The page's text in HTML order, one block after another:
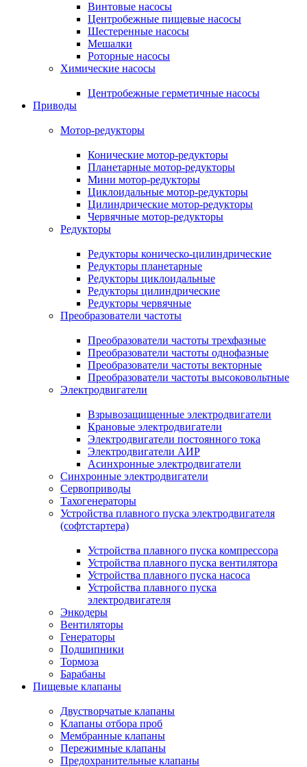
Винтовые насосы
Центробежные пищевые насосы
Шестеренные насосы
Мешалки
Роторные насосы
Химические насосы
Центробежные герметичные насосы
Приводы
Мотор-редукторы
Конические мотор-редукторы
Планетарные мотор-редукторы
Мини мотор-редукторы
Циклоидальные мотор-редукторы
Цилиндрические мотор-редукторы
Червячные мотор-редукторы
Редукторы
Редукторы коническо-цилиндрические
Редукторы планетарные
Редукторы циклоидальные
Редукторы цилиндрические
Редукторы червячные
Преобразователи частоты
Преобразователи частоты трехфазные
Преобразователи частоты однофазные
Преобразователи частоты векторные
Преобразователи частоты высоковольтные
Электродвигатели
Взрывозащищенные электродвигатели
Крановые электродвигатели
Электродвигатели постоянного тока
Электродвигатели АИР
Асинхронные электродвигатели
Синхронные электродвигатели
Сервоприводы
Тахогенераторы
Устройства плавного пуска электродвигателя
(софтстартера)
Устройства плавного пуска компрессора
Устройства плавного пуска вентилятора
Устройства плавного пуска насоса
Устройства плавного пуска
электродвигателя
Энкодеры
Вентиляторы
Генераторы
Подшипники
Тормоза
Барабаны
Пищевые клапаны
Двустворчатые клапаны
Клапаны отбора проб
Мембранные клапаны
Пережимные клапаны
Предохранительные клапаны